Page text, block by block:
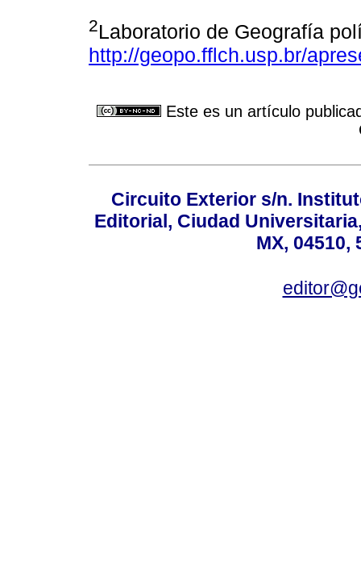
2Laboratorio de Geografía
http://geopo.fflch.usp.br/
Este es un artículo
Circuito Exterior s/n.
Editorial, Ciudad
MX, 04510,